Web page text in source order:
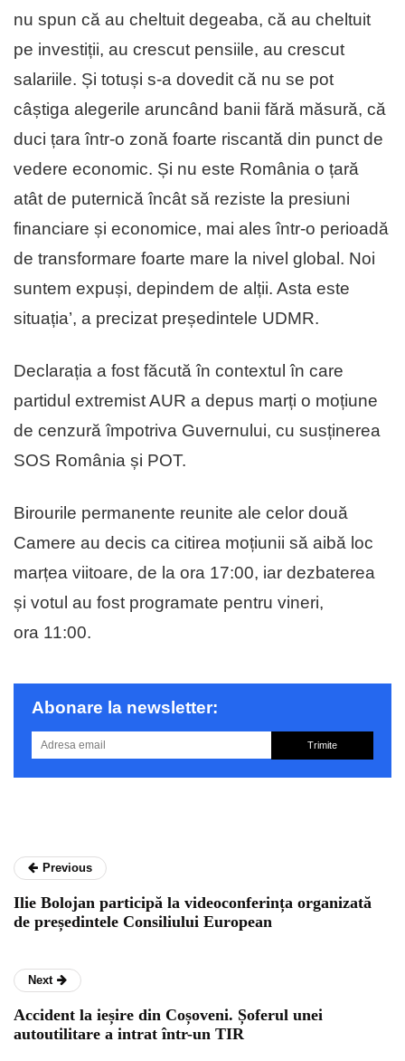
nu spun că au cheltuit degeaba, că au cheltuit
pe investiții, au crescut pensiile, au crescut
salariile. Și totuși s-a dovedit că nu se pot
câștiga alegerile aruncând banii fără măsură, că
duci țara într-o zonă foarte riscantă din punct de
vedere economic. Și nu este România o țară
atât de puternică încât să reziste la presiuni
financiare și economice, mai ales într-o perioadă
de transformare foarte mare la nivel global. Noi
suntem expuși, depindem de alții. Asta este
situația’, a precizat președintele UDMR.
Declarația a fost făcută în contextul în care
partidul extremist AUR a depus marți o moțiune
de cenzură împotriva Guvernului, cu susținerea
SOS România și POT.
Birourile permanente reunite ale celor două
Camere au decis ca citirea moțiunii să aibă loc
marțea viitoare, de la ora 17:00, iar dezbaterea
și votul au fost programate pentru vineri,
ora 11:00.
Abonare la newsletter:
Trimite
Previous
Ilie Bolojan participă la videoconferința organizată
de președintele Consiliului European
Next
Accident la ieșire din Coșoveni. Șoferul unei
autoutilitare a intrat într-un TIR